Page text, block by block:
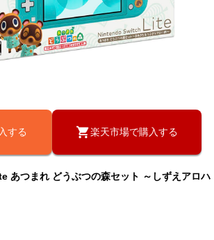
する 楽天市場で購入する
つまれ どうぶつの森セット ～しずえアロハ